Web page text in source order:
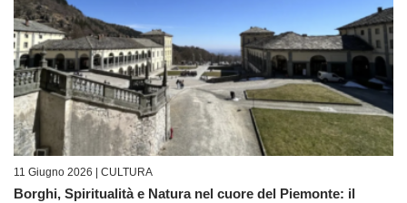
11 Giugno 2026 | CULTURA
Borghi, Spiritualità e Natura nel cuore del Piemonte: il